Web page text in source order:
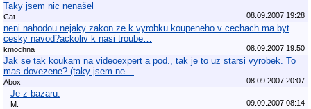
Taky jsem nic nenašel
Cat 08.09.2007 19:28
neni nahodou nejaky zakon ze k vyrobku koupeneho v cechach ma byt
cesky navod?ackoliv k nasi troube…
kmochna 08.09.2007 19:50
Jak se tak koukam na videoexpert a pod., tak je to uz starsi vyrobek. To
mas dovezene? (taky jsem ne…
Abox 08.09.2007 20:07
Je z bazaru.
M. 09.09.2007 08:14